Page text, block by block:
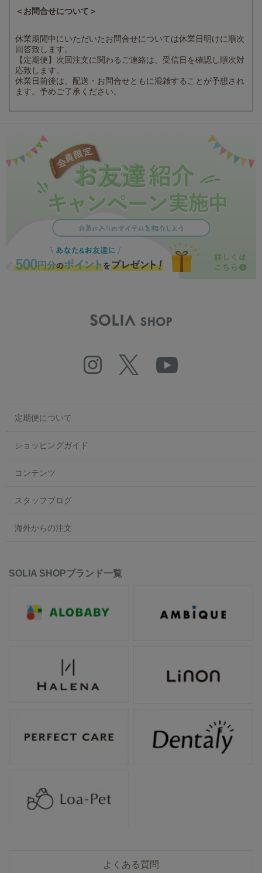
＜お問合せについて＞
休業期間中にいただいたお問合せについては休業日明けに順次
回答致します。
【定期便】次回注文に関わるご連絡は、受信日を確認し順次対
応致します。
休業日前後は、配送・お問合せともに混雑することが予想され
ます。予めご了承ください。
定期便について
ショッピングガイド
コンテンツ
スタッフブログ
海外からの注文
SOLIA SHOPブランド一覧
よくある質問